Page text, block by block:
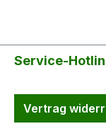
Service-
Vertrag